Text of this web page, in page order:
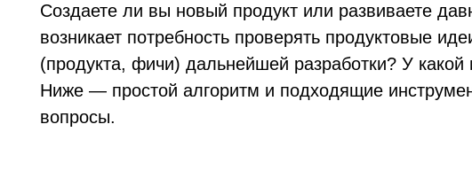
Создаете ли вы новый продукт или развиваете
возникает потребность проверять продуктовые
(продукта, фичи) дальнейшей разработки? У
Ниже — простой алгоритм и подходящие
вопросы.